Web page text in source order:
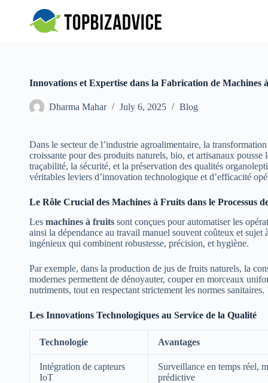
Innovations et Expertise dans la Fabrication de
Dharma Mahar July 6, 2025 Blog
Dans le secteur de l’industrie agroalimentaire, la
croissante pour des produits naturels, bio, et artisanaux
traçabilité, la sécurité, et la préservation des qualités
véritables leviers d’innovation technologique et d’efficacité
Le Rôle Crucial des Machines à Fruits dans le Processus
Les machines à fruits sont conçues pour automatiser les
ainsi la dépendance au travail manuel souvent coûteux et
ingénieux qui combinent robustesse, précision, et hygiène.
Par exemple, dans la production de jus de fruits naturels, la
modernes permettent de dénoyauter, couper en morceaux
nutriments, tout en respectant strictement les normes sanitaires.
Les Innovations Technologiques au Service de la Qualité
Technologie Avantages
Intégration de capteurs
IoT
Surveillance en temps réel,
prédictive